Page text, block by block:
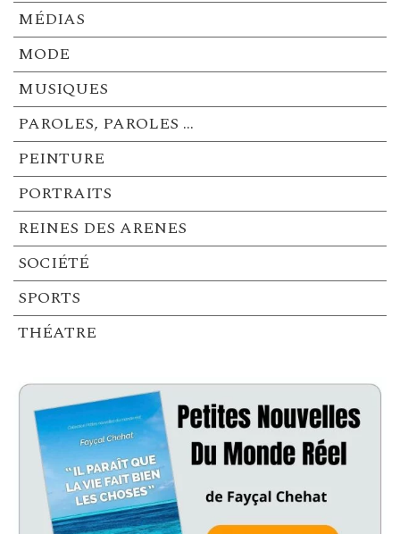
MÉDIAS
MODE
MUSIQUES
PAROLES, PAROLES …
PEINTURE
PORTRAITS
REINES DES ARENES
SOCIÉTÉ
SPORTS
THÉATRE